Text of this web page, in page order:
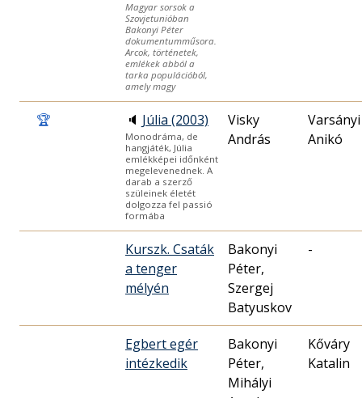
Magyar sorsok a
Szovjetunióban
Bakonyi Péter
dokumentumműsora.
Arcok, történetek,
emlékek abból a
tarka populációból,
amely magy
🏆 🔈 Júlia (2003)
Monodráma, de
hangjáték, Júlia
emlékképei időnként
megelevenednek. A
darab a szerző
szüleinek életét
dolgozza fel passió
formába
Visky
András
Varsányi
Anikó
Kurszk. Csaták
a tenger
mélyén
Bakonyi
Péter,
Szergej
Batyuskov
-
Egbert egér
intézkedik
Bakonyi
Péter,
Mihályi
Kőváry
Katalin